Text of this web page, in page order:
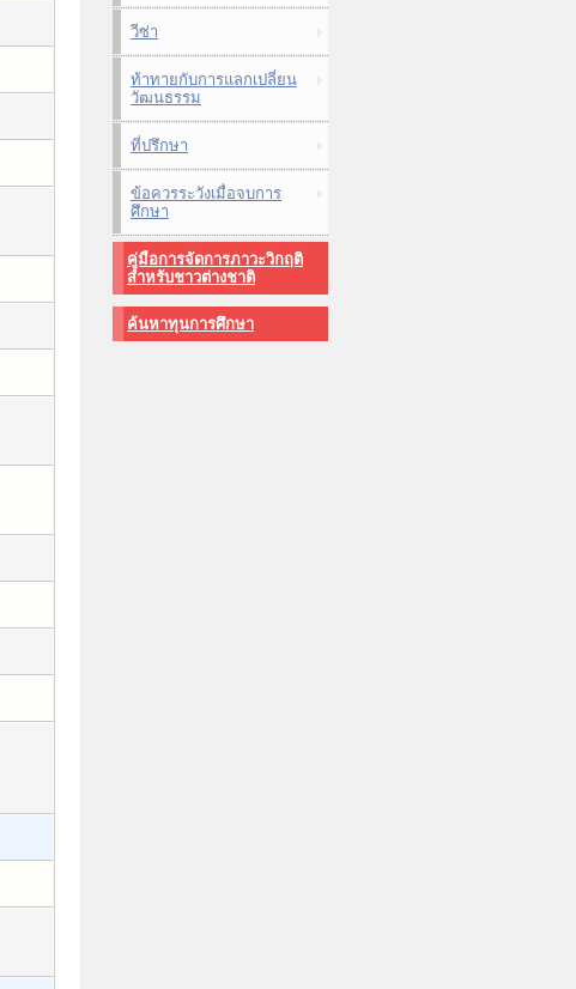
วีซ่า
ท้าทายกับการแลกเปลี่ยน
วัฒนธรรม
ที่ปรึกษา
ข้อควรระวังเมื่อจบการ
ศึกษา
คู่มือการจัดการภาวะวิกฤติ
สำหรับชาวต่างชาติ
ค้นหาทุนการศึกษา